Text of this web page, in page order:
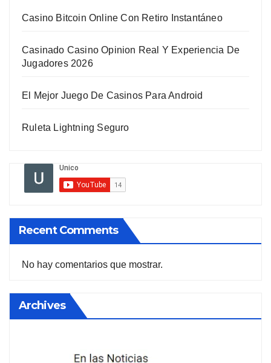
Casino Bitcoin Online Con Retiro Instantáneo
Casinado Casino Opinion Real Y Experiencia De
Jugadores 2026
El Mejor Juego De Casinos Para Android
Ruleta Lightning Seguro
Recent Comments
No hay comentarios que mostrar.
Archives